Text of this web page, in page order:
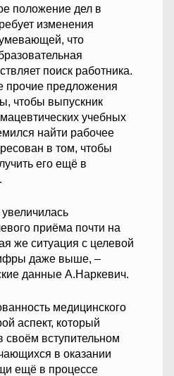
положение дел в
изменения
что
поиск работника.
прочие предложения
чтобы выпускник
учебных
найти рабочее
в том, чтобы
его ещё в
приёма почти на
же ситуация с целевой
даже выше, –
данные А.Наркевич.
медицинского
аспект, который
своём вступительном
в оказании
ещё в процессе